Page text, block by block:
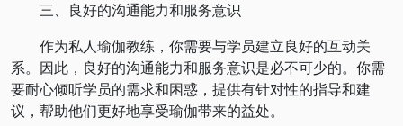
三、良好的沟通能力和服务意识
作为私人瑜伽教练，你需要与学员建立良好的互动关
系。因此，良好的沟通能力和服务意识是必不可少的。你需
要耐心倾听学员的需求和困惑，提供有针对性的指导和建
议，帮助他们更好地享受瑜伽带来的益处。